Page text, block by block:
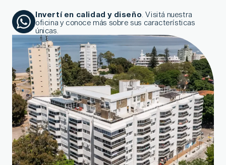
Invertí en calidad y diseño . Visitá nuestra
oficina y conoce más sobre sus características
únicas.